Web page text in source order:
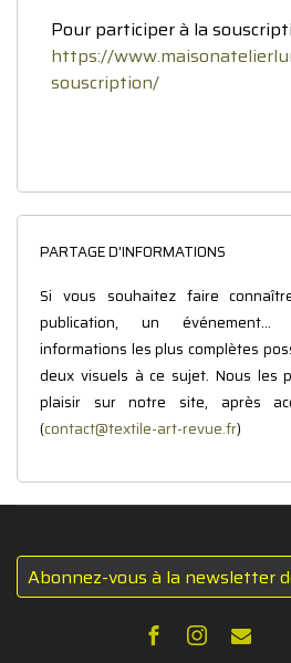
Pour participer à la
https://
souscription/
PARTAGE D'INFORMATIONS
Si vous souhaitez faire
publication, un événement...
informations les plus complètes
deux visuels à ce sujet. Nous les
plaisir sur notre site, après
(contact@textile-art-revue.fr)
Abonnez-vous à la newsletter